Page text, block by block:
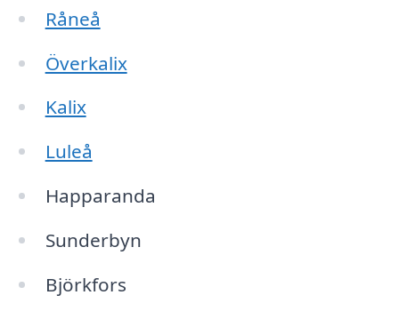
Råneå
Överkalix
Kalix
Luleå
Happaranda
Sunderbyn
Björkfors